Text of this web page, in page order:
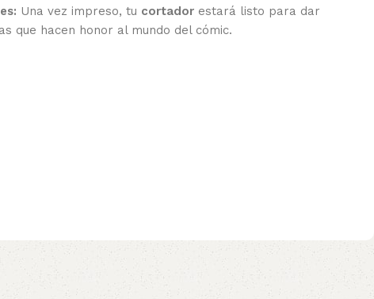
Una vez impreso, tu cortador estará listo para dar
que hacen honor al mundo del cómic.